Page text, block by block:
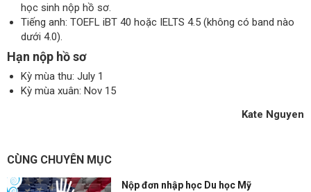
học sinh nộp hồ sơ.
Tiếng anh: TOEFL iBT 40 hoặc IELTS 4.5 (không có band nào
dưới 4.0).
Hạn nộp hồ sơ
Kỳ mùa thu: July 1
Kỳ mùa xuân: Nov 15
Kate Nguyen
CÙNG CHUYÊN MỤC
Nộp đơn nhập học Du học Mỹ